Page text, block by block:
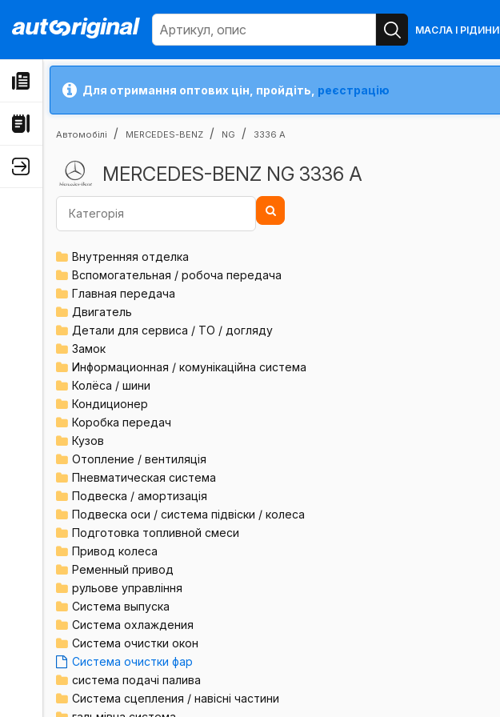
МАСЛА І РІДИНИ
Для отримання оптових цін, пройдіть, реєстрацію
Автомобілі MERCEDES-BENZ NG 3336 A
MERCEDES-BENZ NG 3336 A
Внутренняя отделка
Вспомогательная / робоча передача
Главная передача
Двигатель
Детали для сервиса / ТО / догляду
Замок
Информационная / комунікаційна система
Колёса / шини
Кондиционер
Коробка передач
Кузов
Отопление / вентиляція
Пневматическая система
Подвеска / амортизація
Подвеска оси / система підвіски / колеса
Подготовка топливной смеси
Привод колеса
Ременный привод
рульове управління
Система выпуска
Система охлаждения
Система очистки окон
Система очистки фар
система подачі палива
Система сцепления / навісні частини